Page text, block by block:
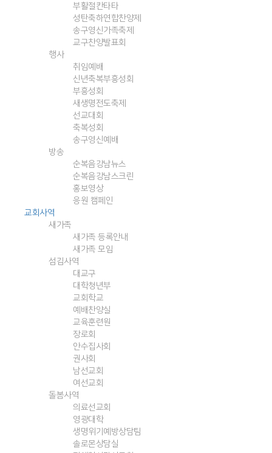
부활절칸타타
성탄축하연합찬양제
송구영신가족축제
교구찬양발표회
행사
취임예배
신년축복부흥성회
부흥성회
새생명전도축제
선교대회
축복성회
송구영신예배
방송
순복음강남뉴스
순복음강남스크린
홍보영상
응원 캠페인
교회사역
새가족
새가족 등록안내
새가족 모임
섬김사역
대교구
대학청년부
교회학교
예배찬양실
교육훈련원
장로회
안수집사회
권사회
남선교회
여선교회
돌봄사역
의료선교회
영광대학
생명위기예방상담팀
솔로몬상담실